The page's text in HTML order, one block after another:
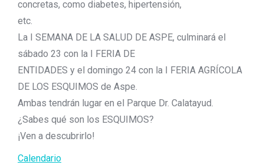
concretas, como diabetes, hipertensión,
etc.
La I SEMANA DE LA SALUD DE ASPE, culminará el
sábado 23 con la I FERIA DE
ENTIDADES y el domingo 24 con la I FERIA AGRÍCOLA
DE LOS ESQUIMOS de Aspe.
Ambas tendrán lugar en el Parque Dr. Calatayud.
¿Sabes qué son los ESQUIMOS?
¡Ven a descubrirlo!
Calendario